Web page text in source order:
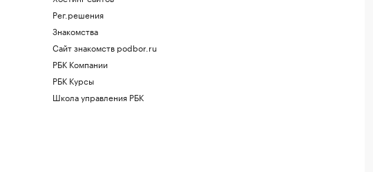
Рег.решения
Знакомства
Сайт знакомств podbor.ru
РБК Компании
РБК Курсы
Школа управления РБК